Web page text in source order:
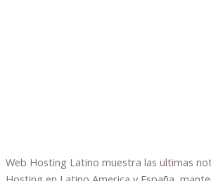
Web Hosting Latino muestra las ultimas